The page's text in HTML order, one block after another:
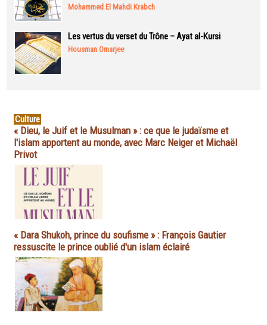
Mohammed El Mahdi Krabch
Les vertus du verset du Trône – Ayat al-Kursi
Housman Omarjee
Culture
« Dieu, le Juif et le Musulman » : ce que le judaïsme et
l'islam apportent au monde, avec Marc Neiger et Michaël
Privot
« Dara Shukoh, prince du soufisme » : François Gautier
ressuscite le prince oublié d'un islam éclairé